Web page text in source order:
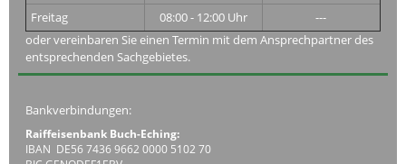
Freitag
08:00 - 12:00 Uhr
---
oder vereinbaren Sie einen Termin mit dem Ansprechpartner des
entsprechenden Sachgebietes.
Bankverbindungen:
Raiffeisenbank Buch-Eching:
IBAN DE56 7436 9662 0000 5102 70